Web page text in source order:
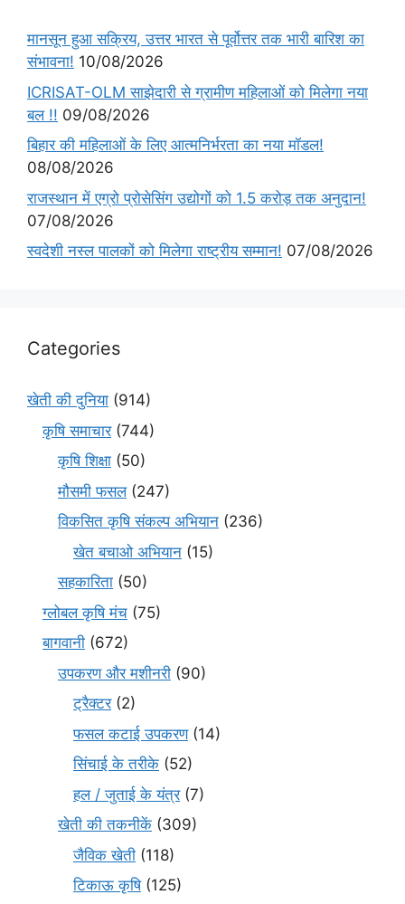
मानसून हुआ सक्रिय, उत्तर भारत से पूर्वोत्तर तक भारी बारिश का
संभावना! 10/08/2026
ICRISAT-OLM साझेदारी से ग्रामीण महिलाओं को मिलेगा नया
बल !! 09/08/2026
बिहार की महिलाओं के लिए आत्मनिर्भरता का नया मॉडल!
08/08/2026
राजस्थान में एग्रो प्रोसेसिंग उद्योगों को 1.5 करोड़ तक अनुदान!
07/08/2026
स्वदेशी नस्ल पालकों को मिलेगा राष्ट्रीय सम्मान! 07/08/2026
Categories
खेती की दुनिया (914)
कृषि समाचार(744)
कृषि शिक्षा (50)
मौसमी फसल(247)
विकसित कृषि संकल्प अभियान (236)
खेत बचाओ अभियान (15)
सहकारिता (50)
ग्लोबल कृषि मंच (75)
बागवानी (672)
उपकरण और मशीनरी (90)
ट्रैक्टर(2)
फसल कटाई उपकरण(14)
सिंचाई के तरीके (52)
हल / जुताई के यंत्र(7)
खेती की तकनीकें (309)
जैविक खेती (118)
टिकाऊ कृषि(125)